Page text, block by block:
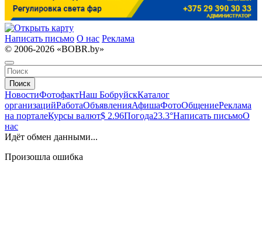
Написать письмо О нас Реклама
© 2006-2026 «BOBR.by»
Поиск
НовостиФотофактНаш БобруйскКаталог
организацийРаботаОбъявленияАфишаФотоОбщениеРеклама
на порталеКурсы валют$ 2.96Погода23.3°Написать письмоО
нас
Идёт обмен данными...
Произошла ошибка